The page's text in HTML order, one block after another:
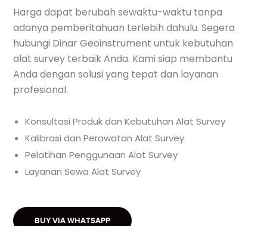
Harga dapat berubah sewaktu-waktu tanpa
adanya pemberitahuan terlebih dahulu. Segera
hubungi Dinar Geoinstrument untuk kebutuhan
alat survey terbaik Anda. Kami siap membantu
Anda dengan solusi yang tepat dan layanan
profesional.
Konsultasi Produk dan Kebutuhan Alat Survey
Kalibrasi dan Perawatan Alat Survey
Pelatihan Penggunaan Alat Survey
Layanan Sewa Alat Survey
BUY VIA WHATSAPP